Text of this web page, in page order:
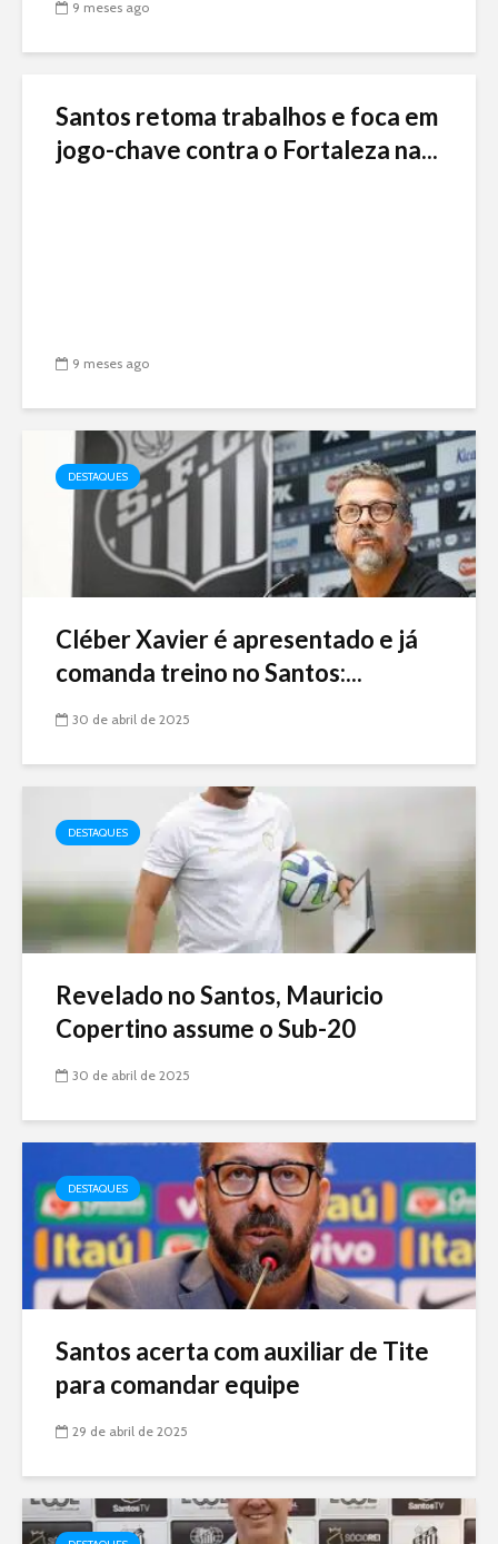
9 meses ago
Santos retoma trabalhos e foca em
jogo-chave contra o Fortaleza na...
9 meses ago
DESTAQUES
Cléber Xavier é apresentado e já
comanda treino no Santos:...
30 de abril de 2025
DESTAQUES
Revelado no Santos, Mauricio
Copertino assume o Sub-20
30 de abril de 2025
DESTAQUES
Santos acerta com auxiliar de Tite
para comandar equipe
29 de abril de 2025